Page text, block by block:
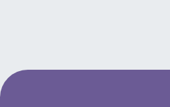
yeni giriş